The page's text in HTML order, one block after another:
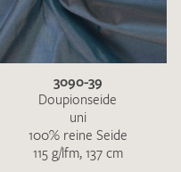
3090-39
Doupionseide
uni
100% reine Seide
115 g/lfm, 137 cm